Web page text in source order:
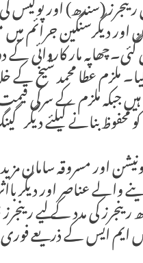
(سندھ) اور پولیس
دیگرسنگین جرائم
گئی۔چھاپہ مار
گیا۔ ملزم عطا محمد
بنانے کیلئے
اور مسروقہ سامان
عناصر اور دیگر
کال یا ایس ایم ایس کے